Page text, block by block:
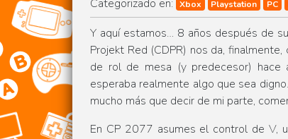
Categorizado en: Xbox Playstation PC
Y aquí estamos… 8 años después de
Projekt Red (CDPR) nos da,
de rol de mesa (y predecesor)
esperaba realmente algo que sea
mucho más que decir de mi parte,
En CP 2077 asumes el control de V,